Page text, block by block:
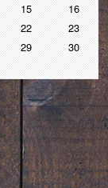
15
16
22
23
29
30